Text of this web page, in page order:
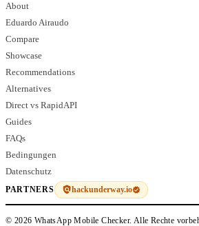
About
Eduardo Airaudo
Compare
Showcase
Recommendations
Alternatives
Direct vs RapidAPI
Guides
FAQs
Bedingungen
Datenschutz
PARTNERS hackunderway.io
© 2026 WhatsApp Mobile Checker. Alle Rechte